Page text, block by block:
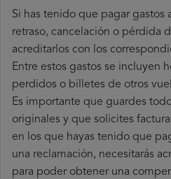
Si has tenido que pagar gastos
retraso, cancelación o pérdida
acreditarlos con los
Entre estos gastos se incluyen
perdidos o billetes de otros
Es importante que guardes
originales y que solicites
en los que hayas tenido que
una reclamación, necesitarás
para poder obtener una